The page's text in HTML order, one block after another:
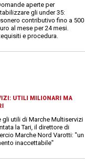
aperte per
gli under 35:
contributivo fino a 500
al mese per 24 mesi.
e procedura.
UTILI MILIONARI MA
gli utili di Marche Multiservizi
la Tari, il direttore di
Marche Nord Varotti: "un
inaccettabile"